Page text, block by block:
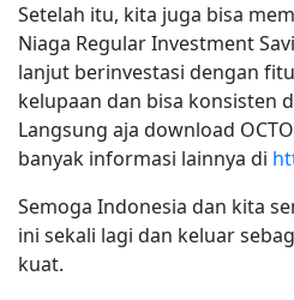
Setelah itu, kita juga bisa
Niaga Regular Investment
lanjut berinvestasi dengan
kelupaan dan bisa konsisten
Langsung aja download
banyak informasi lainnya di
Semoga Indonesia dan kita
ini sekali lagi dan keluar
kuat.